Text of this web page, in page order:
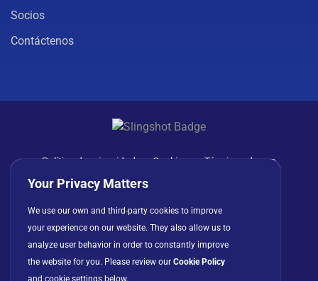
Socios
Contáctenos
Política de privacidad Cookies
Términos de uso
Acuerdo de licencia
Your Privacy Matters
We use our own and third-party cookies to improve
your experience on our website. They also allow us to
analyze user behavior in order to constantly improve
the website for you. Please review our Cookie Policy
and cookie settings below.